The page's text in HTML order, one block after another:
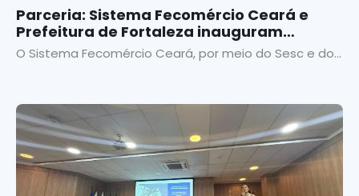
Parceria: Sistema Fecomércio Ceará e
Prefeitura de Fortaleza inauguram
Restaurante Popular no Centro
O Sistema Fecomércio Ceará, por meio do Sesc e do...